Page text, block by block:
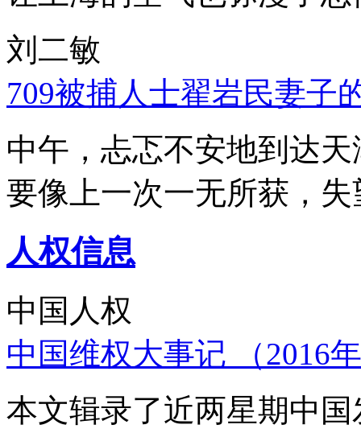
刘二敏
709被捕人士翟岩民妻子
中午，忐忑不安地到达
要像上一次一无所获，
人权信息
中国人权
中国维权大事记 （2016
本文辑录了近两星期中